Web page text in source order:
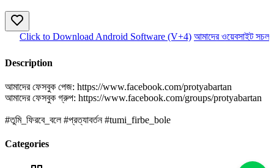
Click to Download Android Software (V+4) আমাদের ওয়েবসাইট সচল
Description
আমাদের ফেসবুক পেজ: https://www.facebook.com/protyabartan
আমাদের ফেসবুক গ্রুপ: https://www.facebook.com/groups/protyabartan
#তুমি_ফিরবে_বলে​​​ #প্রত্যাবর্তন​​​ #tumi_firbe_bole
Categories